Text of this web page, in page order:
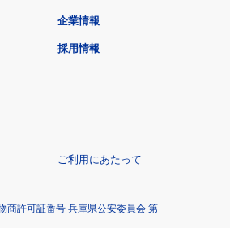
企業情報
採用情報
ご利用にあたって
商許可証番号 兵庫県公安委員会 第